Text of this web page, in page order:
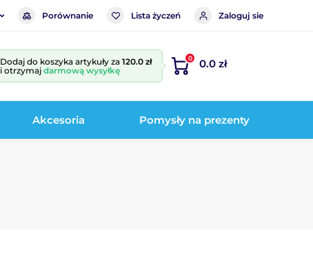
Porównanie Lista życzeń Zaloguj sie
Dodaj do koszyka artykuły za 120.0 zł
i otrzymaj darmową wysyłkę
0 0.0 zł
Akcesoria Pomysły na prezenty